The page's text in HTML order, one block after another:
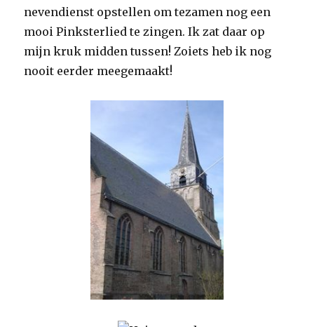
nevendienst opstellen om tezamen nog een
mooi Pinksterlied te zingen. Ik zat daar op
mijn kruk midden tussen! Zoiets heb ik nog
nooit eerder meegemaakt!